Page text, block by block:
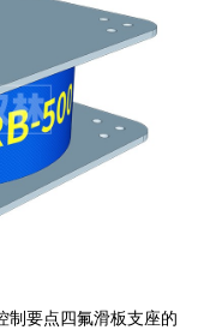
制要点四氟滑板支座的